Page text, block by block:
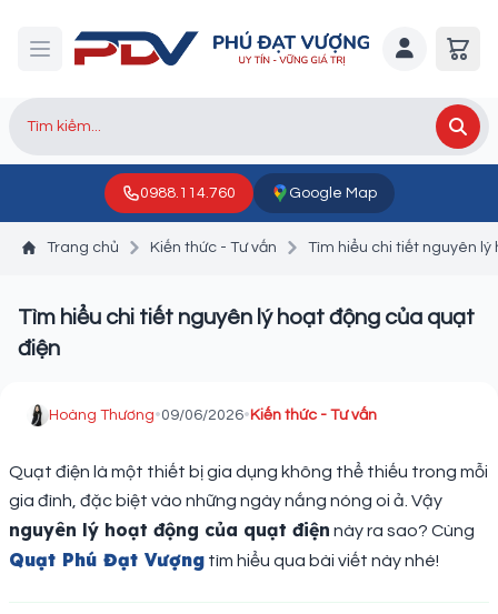
0988.114.760 Google Map
Trang chủ Kiến thức - Tư vấn Tìm hiểu chi tiết nguyên
Tìm hiểu chi tiết nguyên lý hoạt động của quạt
điện
Hoàng Thương•09/06/2026• Kiến thức - Tư vấn
Quạt điện là một thiết bị gia dụng không thể thiếu trong mỗi
gia đình, đặc biệt vào những ngày nắng nóng oi ả. Vậy
nguyên lý hoạt động của quạt điện này ra sao? Cùng
Quạt Phú Đạt Vượng tìm hiểu qua bài viết này nhé!